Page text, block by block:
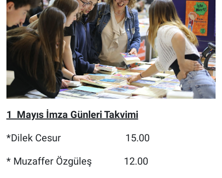
1 Mayıs İmza Günleri Takvimi
*Dilek Cesur 15.00
* Muzaffer Özgüleş 12.00